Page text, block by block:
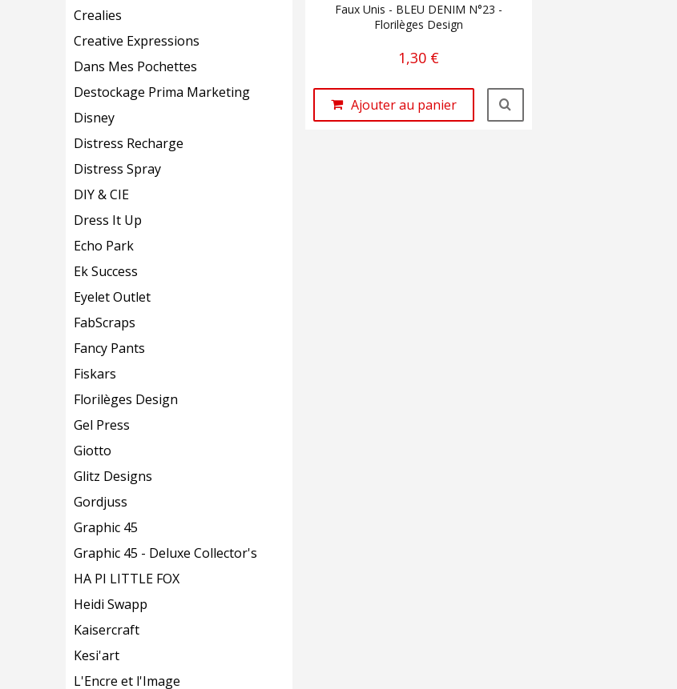
Crealies
Creative Expressions
Dans Mes Pochettes
Destockage Prima Marketing
Disney
Distress Recharge
Distress Spray
DIY & CIE
Dress It Up
Echo Park
Ek Success
Eyelet Outlet
FabScraps
Fancy Pants
Fiskars
Florilèges Design
Gel Press
Giotto
Glitz Designs
Gordjuss
Graphic 45
Graphic 45 - Deluxe Collector's
HA PI LITTLE FOX
Heidi Swapp
Kaisercraft
Kesi'art
L'Encre et l'Image
Faux Unis - BLEU DENIM N°23 -
Florilèges Design
1,30 €
Ajouter au panier